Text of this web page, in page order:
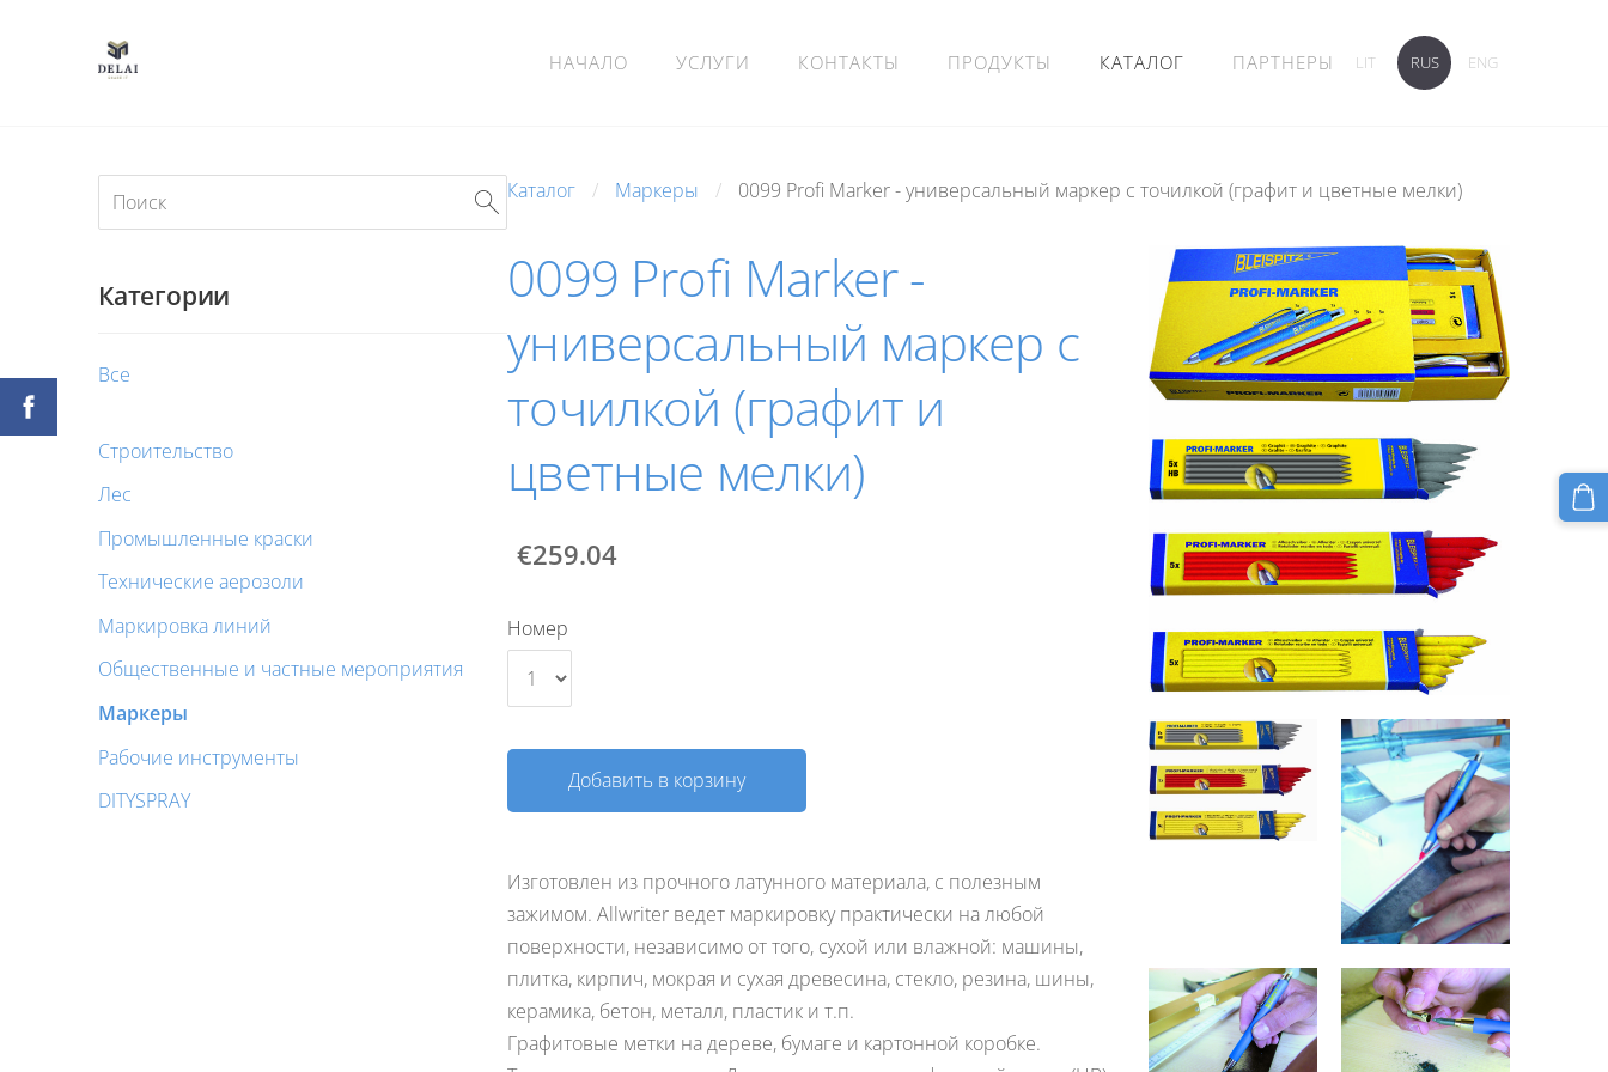
НАЧАЛО УСЛУГИ КОНТАКТЫ ПРОДУКТЫ КАТАЛОГ ПАРТНЕРЫ LIT RUS ENG
Категории
Все
Строительство
Лес
Промышленные краски
Технические аерозоли
Маркировка линий
Общественные и частные мероприятия
Маркеры
Pабочие инструменты
DITYSPRAY
Каталог Маркеры 0099 Profi Marker - универсальный маркер с точилкой (графит и цветные мелки)
0099 Profi Marker -
универсальный маркер с
точилкой (графит и
цветные мелки)
€259.04
Номер
Добавить в корзину
Изготовлен из прочного латунного материала, с полезным
зажимом. Allwriter ведет маркировку практически на любой
поверхности, независимо от того, сухой или влажной: машины,
плитка, кирпич, мокрая и сухая древесина, стекло, резина, шины,
керамика, бетон, металл, пластик и т.п.
Графитовые метки на дереве, бумаге и картонной коробке.